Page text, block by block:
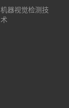
机器视觉检测技
术